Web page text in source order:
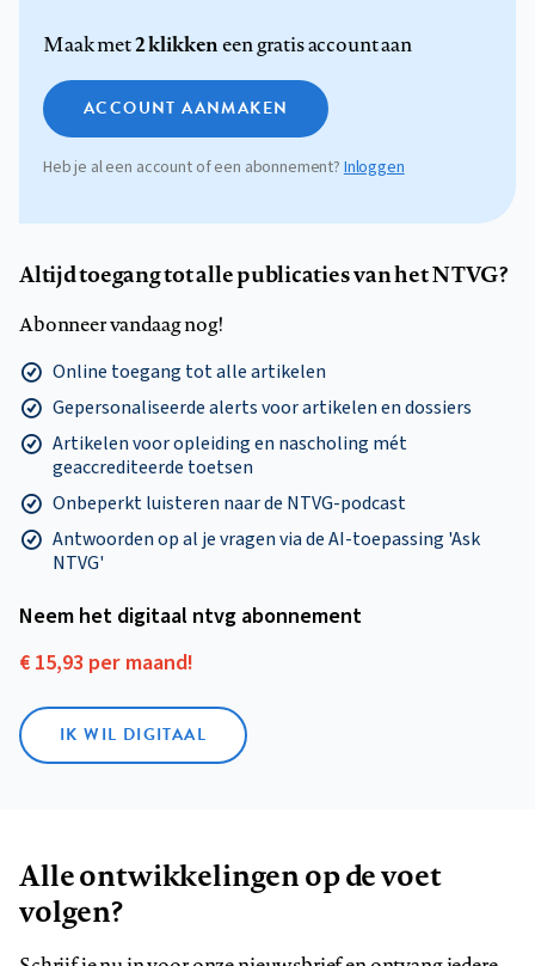
Maak met2 klikkeneen gratis account aan
ACCOUNT AANMAKEN
Heb je al een account of een abonnement?Inloggen
Altijd toegang tot alle publicaties van het NTVG?
Abonneer vandaag nog!
Online toegang tot alle artikelen
Gepersonaliseerde alerts voor artikelen en dossiers
Artikelen voor opleiding en nascholing mét
geaccrediteerde toetsen
Onbeperkt luisteren naar de NTVG-podcast
Antwoorden op al je vragen via de AI-toepassing 'Ask
NTVG'
Neem het digitaal ntvg abonnement
€ 15,93 per maand!
IK WIL DIGITAAL
Alle ontwikkelingen op de voet
volgen?